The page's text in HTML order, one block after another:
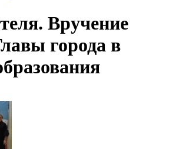
Вручение
города в